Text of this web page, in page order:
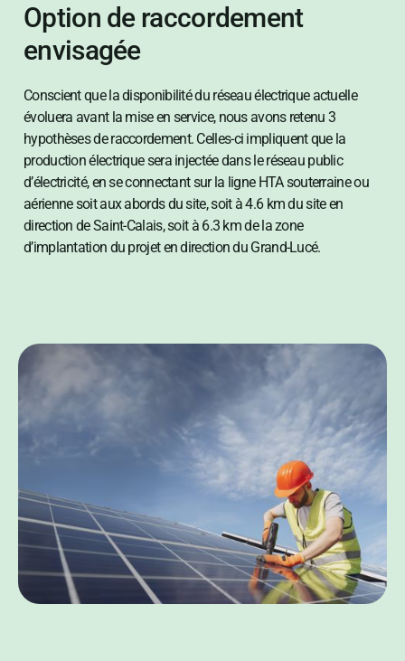
Option de raccordement
envisagée
Conscient que la disponibilité du réseau électrique actuelle
évoluera avant la mise en service, nous avons retenu 3
hypothèses de raccordement. Celles-ci impliquent que la
production électrique sera injectée dans le réseau public
d’électricité, en se connectant sur la ligne HTA souterraine ou
aérienne soit aux abords du site, soit à 4.6 km du site en
direction de Saint-Calais, soit à 6.3 km de la zone
d’implantation du projet en direction du Grand-Lucé.